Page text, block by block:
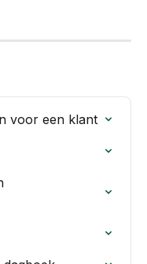
voor een klant